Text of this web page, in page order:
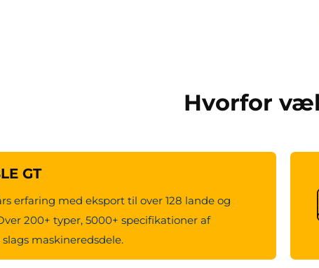
Hvorfor
GT
erfaring med eksport til over 128 lande og
200+ typer, 5000+ specifikationer af
maskineredsdele.